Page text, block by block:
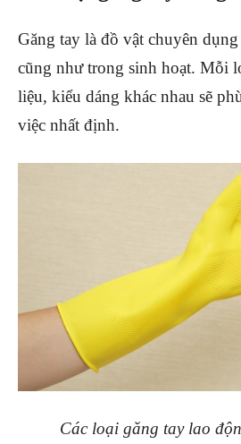
Găng tay là đồ vật chuyên
cũng như trong sinh hoạt. Mỗi
liệu, kiểu dáng khác nhau sẽ
việc nhất định.
Các loại găng tay lao